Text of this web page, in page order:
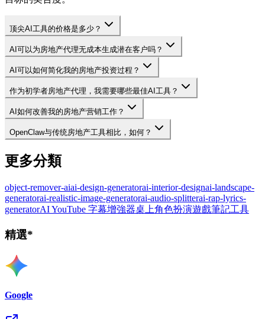
顶尖AI工具的价格是多少？
AI可以为房地产代理无成本生成潜在客户吗？
AI可以如何简化我的房地产投资过程？
作为初学者房地产代理，我需要哪些最佳AI工具？
AI如何改善我的房地产营销工作？
OpenClaw与传统房地产工具相比，如何？
更多分類
object-remover-aiai-design-generatorai-interior-designai-landscape-
generatorai-realistic-image-generatorai-audio-splitterai-rap-lyrics-
generatorAI YouTube 字幕增強器桌上角色扮演遊戲筆記工具
精選*
Google